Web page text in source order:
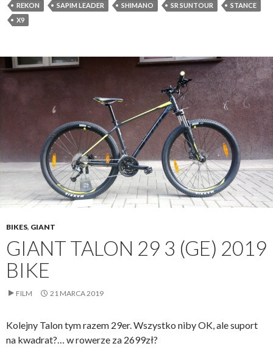
REKON
SAPIM LEADER SHIMANO SR SUNTOUR
STANCE
X9
BIKES, GIANT
GIANT TALON 29 3 (GE) 2019
BIKE
FILM 21 MARCA 2019
Kolejny Talon tym razem 29er. Wszystko niby OK, ale suport
na kwadrat?… w rowerze za 2699zł?